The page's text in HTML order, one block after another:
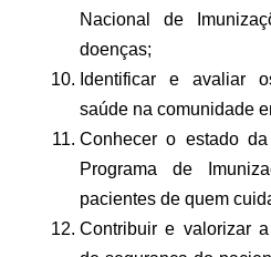
Nacional de
doenças;
Identificar e avaliar
saúde na comunidade
Conhecer o estado
Programa de
pacientes de quem
Contribuir e valorizar